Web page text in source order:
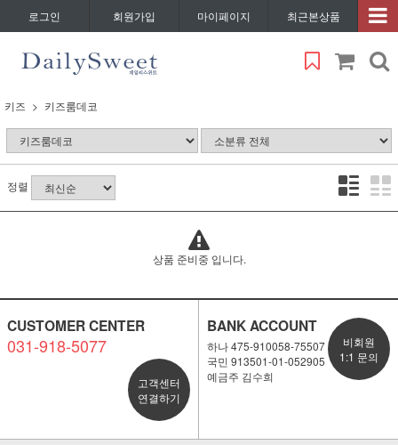
로그인 회원가입 마이페이지 최근본상품
키즈 키즈룸데코
정렬
상품 준비중 입니다.
CUSTOMER CENTER
031-918-5077
고객센터
연결하기
BANK ACCOUNT
하나 475-910058-75507
국민 913501-01-052905
예금주 김수희
비회원
1:1 문의